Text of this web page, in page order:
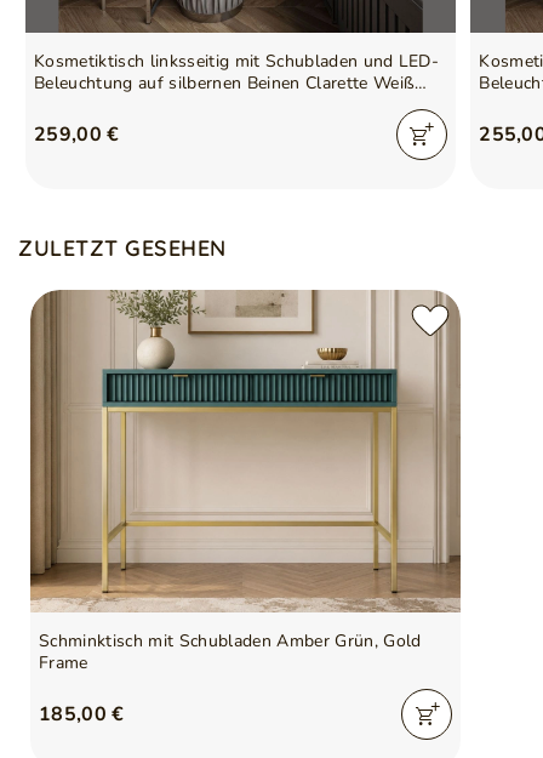
Kosmetiktisch linksseitig mit Schubladen und LED-
Beleuchtung auf silbernen Beinen Clarette Weiß
259,00 €
Kosmetiktisch linksseitig
ZULETZT GESEHEN
Schminktisch mit Schubladen Amber Grün, Gold
Frame
185,00 €